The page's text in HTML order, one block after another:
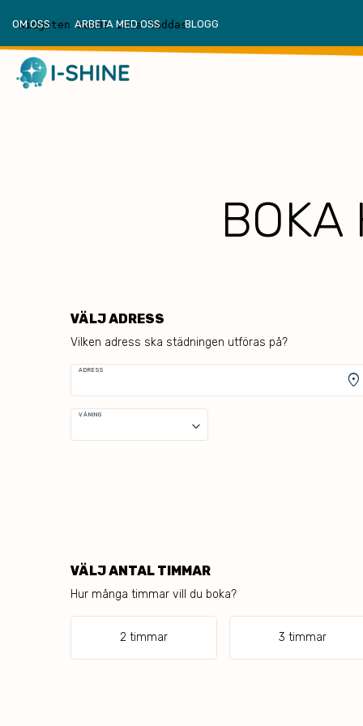
OM OSS ARBETA MED OSS BLOGG
BOKA
VÄLJ ADRESS
Vilken adress ska städningen utföras på?
ADRESS
location_on
VÅNING
keyboard_arrow_down
VÄLJ ANTAL TIMMAR
Hur många timmar vill du boka?
2 timmar 3 timmar